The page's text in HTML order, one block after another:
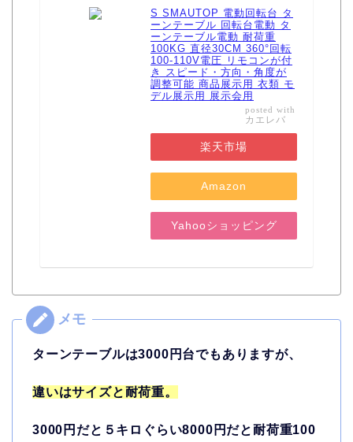
S SMAUTOP 電動回転台 タ
ーンテーブル 回転台電動 タ
ーンテーブル電動 耐荷重
100KG 直径30CM 360°回転
100-110V電圧 リモコンが付
き スピード・方向・角度が
調整可能 商品展示用 衣類 モ
デル展示用 展示会用
posted with
カエレバ
楽天市場
Amazon
Yahooショッピング
ターンテーブルは3000円台でもありますが、
違いはサイズと耐荷重。
3000円だと５キロぐらい8000円だと耐荷重100